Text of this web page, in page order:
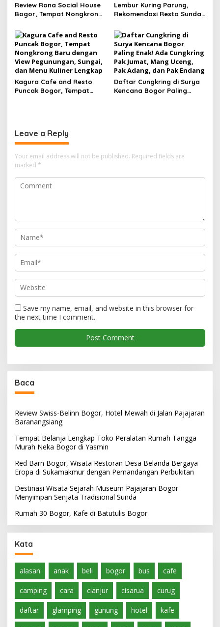
Review Rona Social House
Bogor, Tempat Nongkrong
dengan Signature Coffee
yang Unik
Lembur Kuring Parung,
Rekomendasi Resto Sunda
Legendaris untuk Kuliner
Keluarga
Kagura Cafe and Resto
Puncak Bogor, Tempat
Daftar Cungkring di Surya
Kencana Bogor Paling
Leave a Reply
Your email address will not be published. Required fields are
marked *
Save my name, email, and website in this browser for
the next time I comment.
Baca
Review Swiss-Belinn Bogor, Hotel Mewah di Jalan Pajajaran
Baranangsiang
Tempat Belanja Lengkap Toko Peralatan Rumah Tangga
Murah Neka Bogor di Yasmin
Red Barn Bogor, Wisata Restoran Desa Belanda Bergaya
Eropa di Sukamakmur dengan Pemandangan Perbukitan
Destinasi Wisata Sejarah Museum Pajajaran Bogor
Menyimpan Senjata Tradisional Sunda
Rumah 30 Bogor, Kafe di Batutulis Bogor
Kata
alasan anak beli bogor bus cafe
camping cara cianjur cisarua curug
daftar glamping gunung hotel kafe